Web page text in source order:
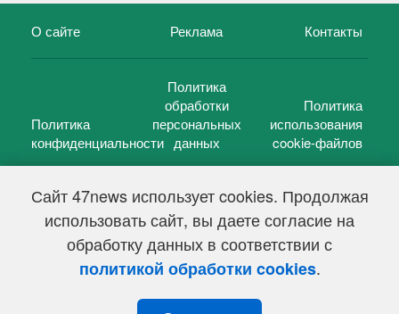
Сайт 47news использует cookies. Продолжая
использовать сайт, вы даете согласие на
обработку данных в соответствии с
политикой обработки cookies.
О сайте Реклама Контакты
Политика
конфиденциальности
Политика
обработки
персональных
данных
Политика
использования
cookie-файлов
47 новостей (47 news)2005 — 2026 г.
Свидетельство о регистрации СМИ Эл № ФС 77-39848, выдано
Федеральной службой по надзору в сфере связи,
информационных технологий и массовых коммуникаций